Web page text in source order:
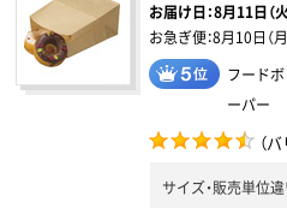
お届け日：8月11日（火
お急ぎ便：8月10日（月
フード
ーパー
（
サイズ・販売単位